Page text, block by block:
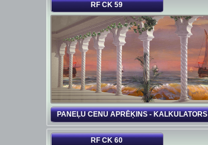
RF CK 59
PANEĻU CENU APRĒĶINS - KALKULATORS
RF CK 60